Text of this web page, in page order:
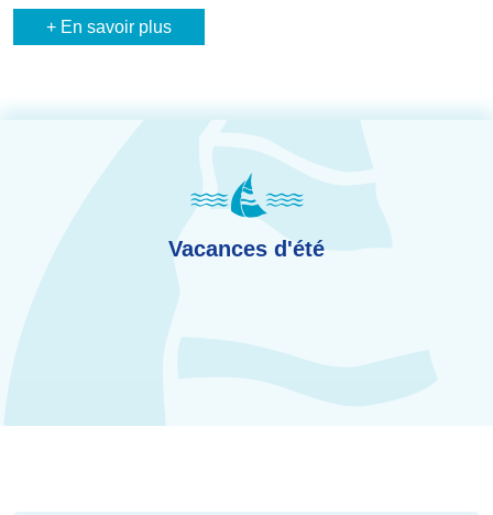
+ En savoir plus
Vacances d'été